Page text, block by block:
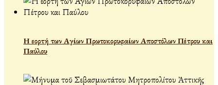
Η εορτή των Αγίων Πρωτοκορυφαίων Αποστόλων Πέτρου και
Παύλου